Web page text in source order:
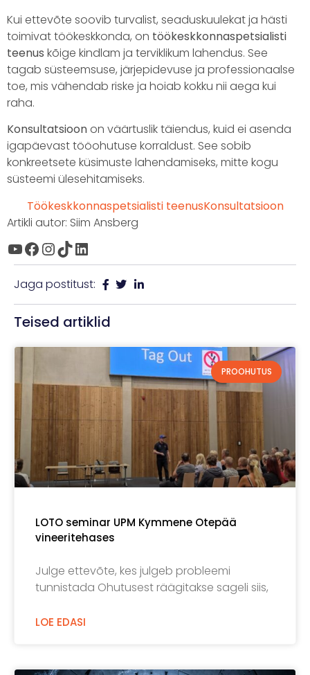
Kui ettevõte soovib turvalist, seaduskuulekat ja hästi
toimivat töökeskkonda, on töökeskkonnaspetsialisti
teenus kõige kindlam ja terviklikum lahendus. See
tagab süsteemsuse, järjepidevuse ja professionaalse
toe, mis vähendab riske ja hoiab kokku nii aega kui
raha.
Konsultatsioonon väärtuslik täiendus, kuid ei asenda
igapäevast tööohutuse korraldust. See sobib
konkreetsete küsimuste lahendamiseks, mitte kogu
süsteemi ülesehitamiseks.
Töökeskkonnaspetsialisti teenusKonsultatsioon
Artikli autor: Siim Ansberg
Jaga postitust:
Teised artiklid
PROOHUTUS
LOTO seminar UPM Kymmene Otepää
vineeritehases
Julge ettevõte, kes julgeb probleemi
tunnistada Ohutusest räägitakse sageli siis,
LOE EDASI